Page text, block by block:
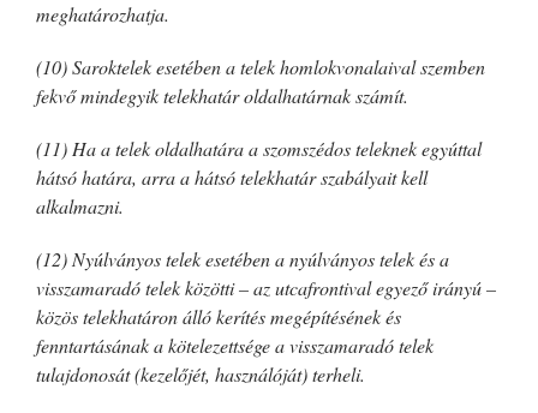
meghatározhatja.
(10) Saroktelek esetében a telek homlokvonalaival szemben
fekvő mindegyik telekhatár oldalhatárnak számít.
(11) Ha a telek oldalhatára a szomszédos teleknek egyúttal
hátsó határa, arra a hátsó telekhatár szabályait kell
alkalmazni.
(12) Nyúlványos telek esetében a nyúlványos telek és a
visszamaradó telek közötti – az utcafrontival egyező irányú –
közös telekhatáron álló kerítés megépítésének és
fenntartásának a kötelezettsége a visszamaradó telek
tulajdonosát (kezelőjét, használóját) terheli.